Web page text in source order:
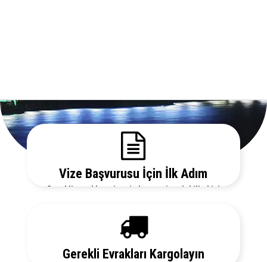
Vize Başvurusu İçin İlk Adım
Gerekli evrakları sitemizden temin edebilir, bizi
Gerekli Evrakları Kargolayın